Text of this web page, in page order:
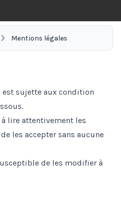
Mentions légales
sujette aux condition
lire attentivement les
les accepter sans aucune
de les modifier à